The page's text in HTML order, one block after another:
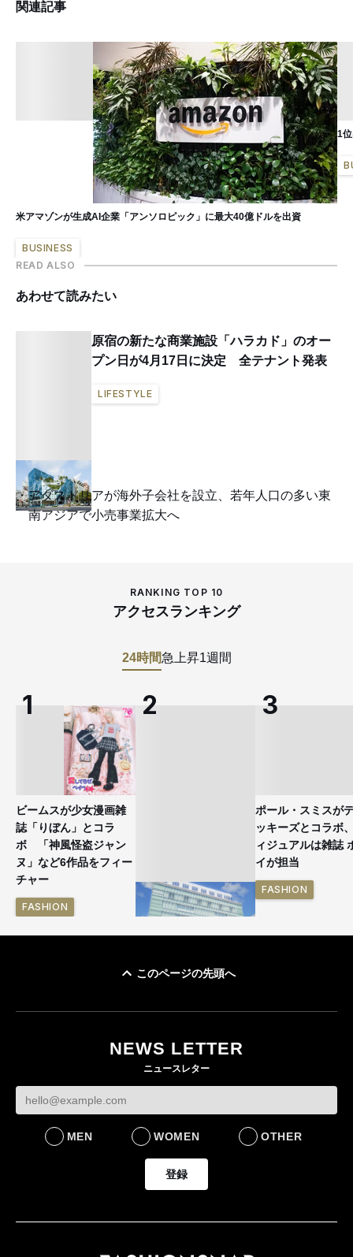
関連記事
米アマゾンが生成AI企業「アンソロピック」に最大40億ドルを出資
BUSINESS
1
READ ALSO
あわせて読みたい
原宿の新たな商業施設「ハラカド」のオー
プン日が4月17日に決定 全テナント発表
LIFESTYLE
アダストリアが海外子会社を設立、若年人口の多い東
南アジアで小売事業拡大へ
RANKING TOP 10
アクセスランキング
24時間急上昇1週間
ビームスが少女漫画雑
誌「りぼん」とコラ
ボ 「神風怪盗ジャン
ヌ」など6作品をフィー
チャー
FASHION
FASHION
ポール・スミスが
ッキーズとコラボ
ィジュアルは雑誌
イが担当
FASHION
このページの先頭へ
NEWS LETTER
ニュースレター
MEN WOMEN OTHER
登録